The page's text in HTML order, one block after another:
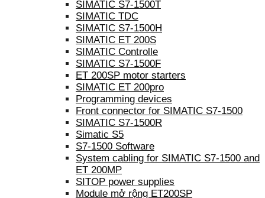
SIMATIC S7-1500T
SIMATIC TDC
SIMATIC S7-1500H
SIMATIC ET 200S
SIMATIC Controlle
SIMATIC S7-1500F
ET 200SP motor starters
SIMATIC ET 200pro
Programming devices
Front connector for SIMATIC S7-1500
SIMATIC S7-1500R
Simatic S5
S7-1500 Software
System cabling for SIMATIC S7-1500 and
ET 200MP
SITOP power supplies
Module mở rộng ET200SP